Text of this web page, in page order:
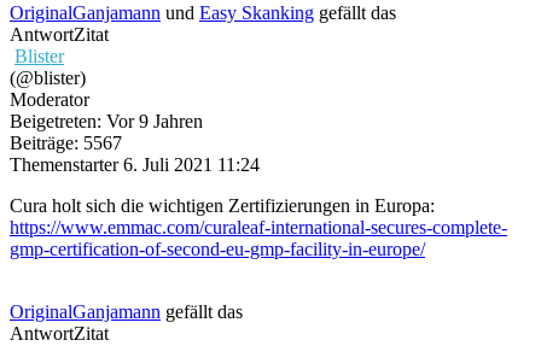
OriginalGanjamann und Easy Skanking gefällt das
AntwortZitat
Blister
(@blister)
Moderator
Beigetreten: Vor 9 Jahren
Beiträge: 5567
Themenstarter 6. Juli 2021 11:24
Cura holt sich die wichtigen Zertifizierungen in Europa:
https://www.emmac.com/curaleaf-international-secures-complete-
gmp-certification-of-second-eu-gmp-facility-in-europe/
OriginalGanjamann gefällt das
AntwortZitat